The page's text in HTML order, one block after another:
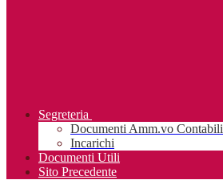
Segreteria
Documenti Amm.vo Contabili
Incarichi
Documenti Utili
Sito Precedente